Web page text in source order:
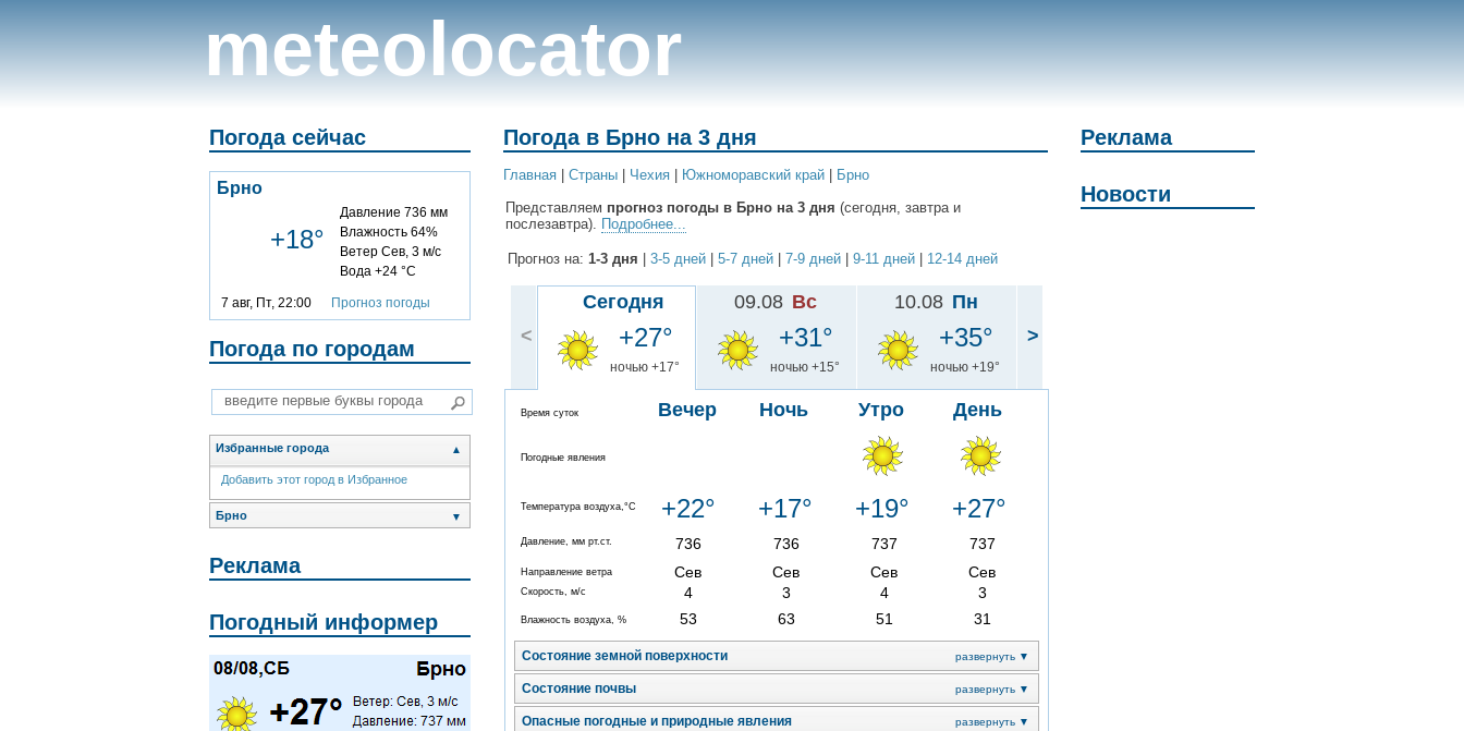
meteolocator
Погода сейчас
Брно
+18°
Давление 736 мм
Влажность 64%
Ветер Сев, 3 м/с
Вода +24 °C
7 авг, Пт, 22:00 Прогноз погоды
Погода по городам
Избранные города ▲
Добавить этот город в Избранное
Брно ▼
Реклама
Погодный информер
Погода в Брно на 3 дня
Главная Cтраны Чехия Южноморавский край
Брно
Представляем прогноз погоды в Брно на 3 дня (сегодня, завтра и
послезавтра). Подробнее...
Прогноз на: 1-3 дня 3-5 дней 5-7 дней 7-9 дней 9-11 дней 12-14 дней
<
Сегодня
+27°
ночью +17°
Время суток Вечер Ночь Утро День
Погодные явления
Температура воздуха,°C +22° +17° +19° +27°
Давление, мм рт.ст. 736 736 737 737
Направление ветра Сев Сев Сев Сев
Скорость, м/с 4 3 4 3
Влажность воздуха, % 53 63 51 31
Состояние земной поверхности развернуть ▼
Состояние почвы развернуть ▼
Опасные погодные и природные явления развернуть ▼
09.08 Вс
+31°
ночью +15°
10.08 Пн
+35°
ночью +19°
>
Реклама
Новости